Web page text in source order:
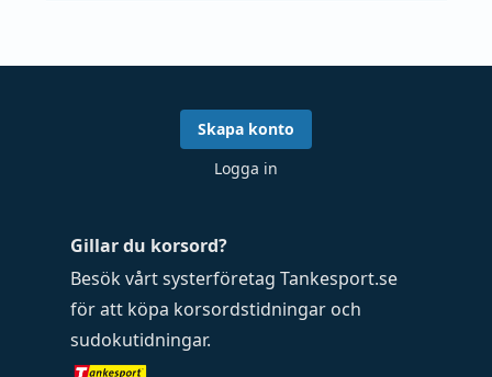
Gillar du korsord?
Besök vårt systerföretag Tankesport.se
för att köpa korsordstidningar och
sudokutidningar.
Skapa konto
Logga in